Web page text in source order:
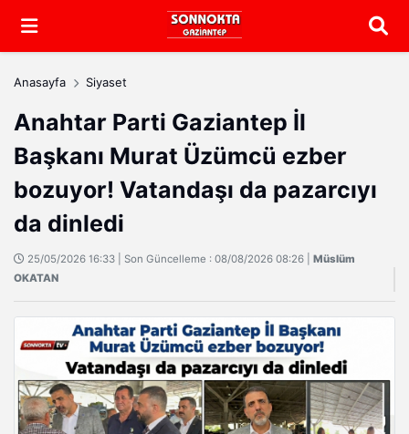
Arama
Anasayfa Siyaset
Anahtar Parti Gaziantep İl
Başkanı Murat Üzümcü ezber
bozuyor! Vatandaşı da pazarcıyı
da dinledi
25/05/2026 16:33 | Son Güncelleme : 08/08/2026 08:26 | Müslüm
OKATAN